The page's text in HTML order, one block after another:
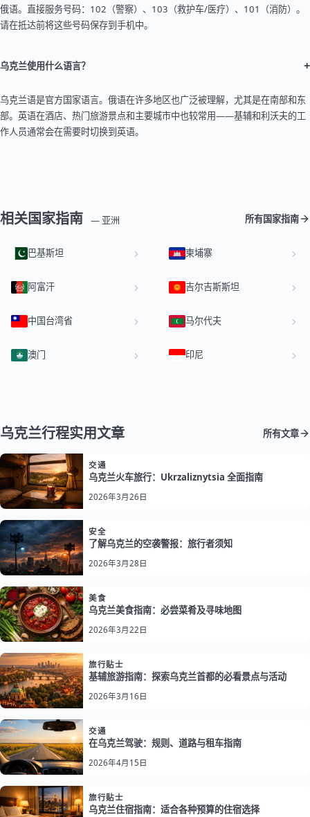
俄语。直接服务号码：102（警察）、103（救护车/医疗）、101（消防）。
请在抵达前将这些号码保存到手机中。
乌克兰使用什么语言？ +
乌克兰语是官方国家语言。俄语在许多地区也广泛被理解，尤其是在南部和东
部。英语在酒店、热门旅游景点和主要城市中也较常用——基辅和利沃夫的工
作人员通常会在需要时切换到英语。
相关国家指南 — 亚洲 所有国家指南
巴基斯坦 柬埔寨
阿富汗 吉尔吉斯斯坦
中国台湾省 马尔代夫
澳门 印尼
乌克兰行程实用文章 所有文章
交通
乌克兰火车旅行：Ukrzaliznytsia 全面指南
2026年3月26日
安全
了解乌克兰的空袭警报：旅行者须知
2026年3月28日
美食
乌克兰美食指南：必尝菜肴及寻味地图
2026年3月22日
旅行贴士
基辅旅游指南：探索乌克兰首都的必看景点与活动
2026年3月16日
交通
在乌克兰驾驶：规则、道路与租车指南
2026年4月15日
旅行贴士
乌克兰住宿指南：适合各种预算的住宿选择